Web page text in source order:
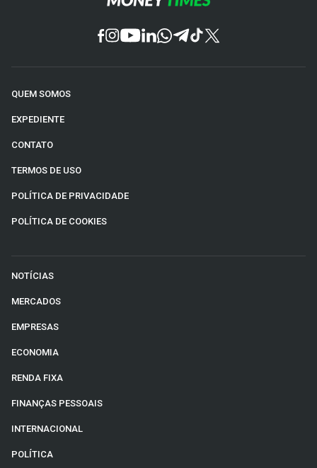
QUEM SOMOS
EXPEDIENTE
CONTATO
TERMOS DE USO
POLÍTICA DE PRIVACIDADE
POLÍTICA DE COOKIES
NOTÍCIAS
MERCADOS
EMPRESAS
ECONOMIA
RENDA FIXA
FINANÇAS PESSOAIS
INTERNACIONAL
POLÍTICA